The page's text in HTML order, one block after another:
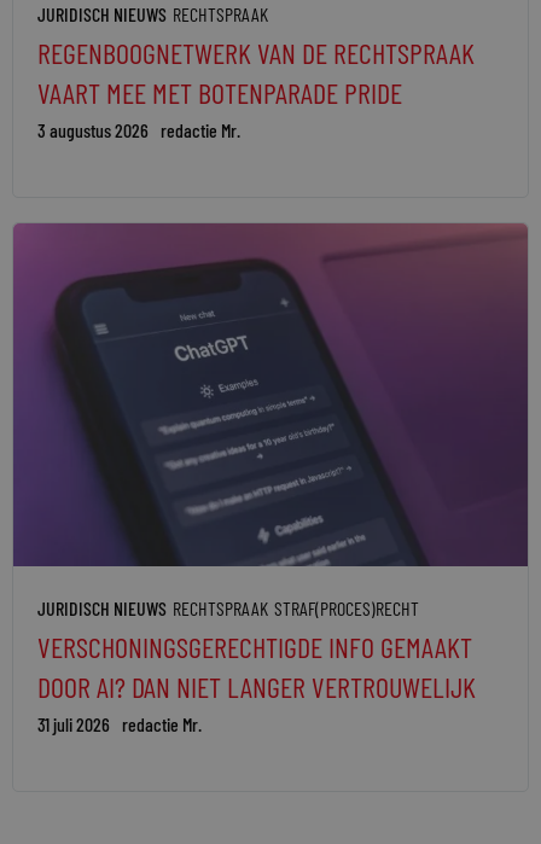
JURIDISCH NIEUWS RECHTSPRAAK
REGENBOOGNETWERK VAN DE RECHTSPRAAK
VAART MEE MET BOTENPARADE PRIDE
3 augustus 2026 redactie Mr.
JURIDISCH NIEUWS RECHTSPRAAK STRAF(PROCES)RECHT
VERSCHONINGSGERECHTIGDE INFO GEMAAKT
DOOR AI? DAN NIET LANGER VERTROUWELIJK
31 juli 2026 redactie Mr.